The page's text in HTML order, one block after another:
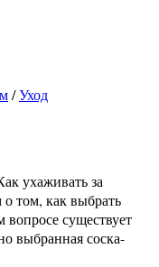
/Уход
ухаживать за
том, как выбрать
вопросе существует
выбранная соска-